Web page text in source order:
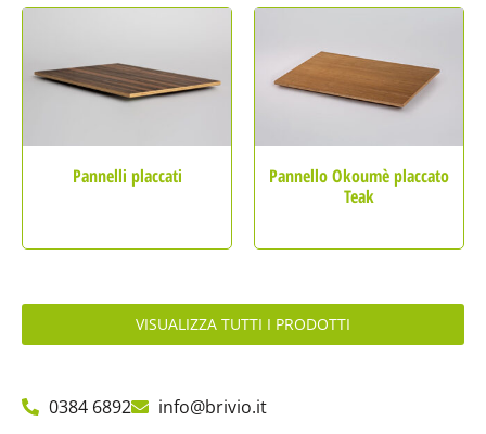
Pannelli placcati
Pannello Okoumè placcato
Teak
VISUALIZZA TUTTI I PRODOTTI
0384 6892 info@brivio.it